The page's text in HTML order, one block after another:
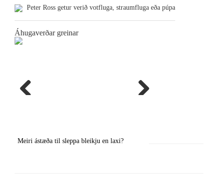
Peter Ross getur verið votfluga, straumfluga eða púpa
Áhugaverðar greinar
Meiri ástæða til sleppa bleikju en laxi?